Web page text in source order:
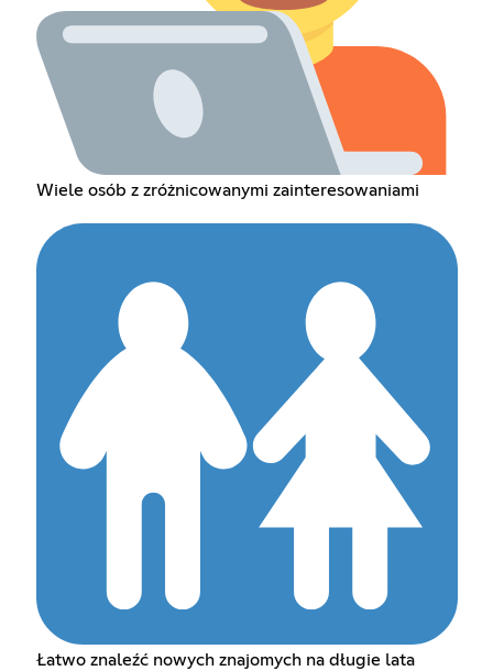
Wiele osób z zróżnicowanymi zainteresowaniami
Łatwo znaleźć nowych znajomych na długie lata